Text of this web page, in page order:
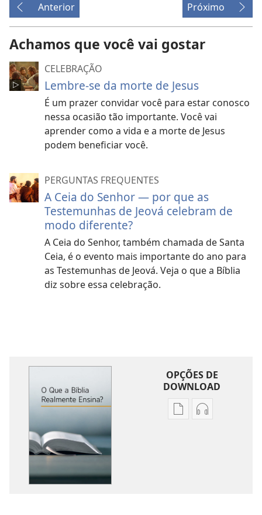
Anterior Próximo
Achamos que você vai gostar
CELEBRAÇÃO
Lembre-se da morte de Jesus
É um prazer convidar você para estar conosco
nessa ocasião tão importante. Você vai
aprender como a vida e a morte de Jesus
podem beneficiar você.
PERGUNTAS FREQUENTES
A Ceia do Senhor — por que as
Testemunhas de Jeová celebram de
modo diferente?
A Ceia do Senhor, também chamada de Santa
Ceia, é o evento mais importante do ano para
as Testemunhas de Jeová. Veja o que a Bíblia
diz sobre essa celebração.
OPÇÕES DE
DOWNLOAD
OpçõesOpções